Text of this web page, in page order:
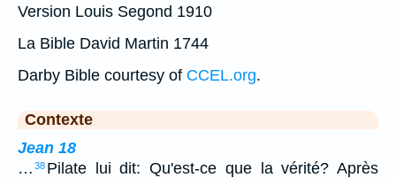
Version Louis Segond 1910
La Bible David Martin 1744
Darby Bible courtesy of CCEL.org.
Contexte
Jean 18
… 38 Pilate lui dit: Qu'est-ce que la vérité? Après